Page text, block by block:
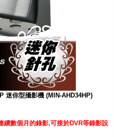
你型攝影機 (MIN-AHD34HP)
續數個月的錄影,可接於DVR等錄影設